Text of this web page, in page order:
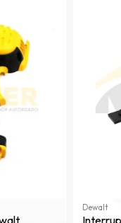
Dewalt